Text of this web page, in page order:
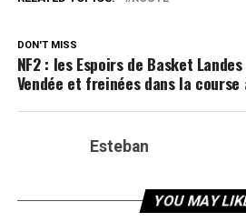
DON'T MISS
NF2 : les Espoirs de Basket
Vendée et freinées dans la
Esteban
YOU MAY